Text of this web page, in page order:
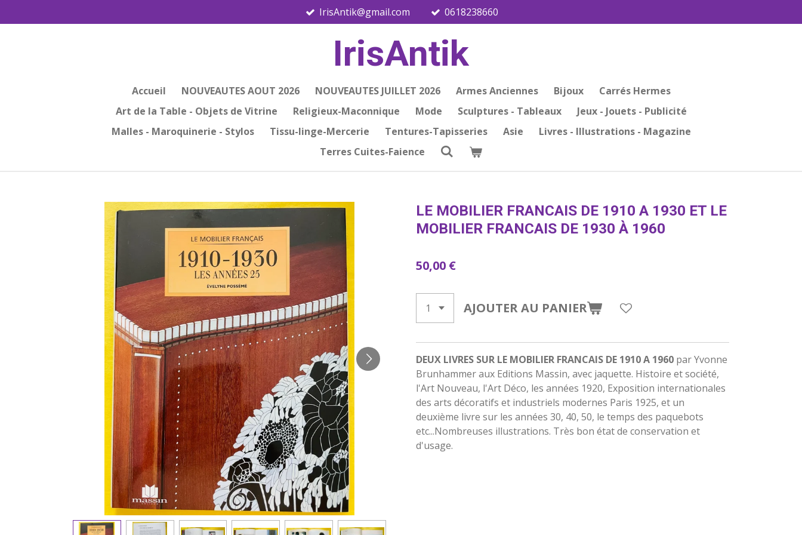
au
IrisAntik@gmail.com 0618238660
IrisAntik
Accueil NOUVEAUTES AOUT 2026 NOUVEAUTES JUILLET 2026 Armes Anciennes Bijoux
Carrés Hermes
Art de la Table - Objets de Vitrine
Religieux-Maconnique Mode Sculptures - Tableaux
Jeux - Jouets - Publicité
Malles - Maroquinerie - Stylos
Tissu-linge-Mercerie Tentures-Tapisseries Asie
Livres - Illustrations - Magazine
Terres Cuites-Faience
LE MOBILIER FRANCAIS DE 1910 A 1930 ET LE
MOBILIER FRANCAIS DE 1930 À 1960
50,00 €
AJOUTER AU PANIER
DEUX LIVRES SUR LE MOBILIER FRANCAIS DE 1910 A 1960 par Yvonne
Brunhammer aux Editions Massin, avec jaquette. Histoire et société,
l'Art Nouveau, l'Art Déco, les années 1920, Exposition internationales
des arts décoratifs et industriels modernes Paris 1925, et un
deuxième livre sur les années 30, 40, 50, le temps des paquebots
etc...Nombreuses illustrations. Très bon état de conservation et
d'usage.